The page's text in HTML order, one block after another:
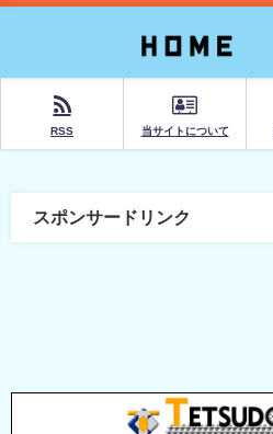
RSS 当サイトについて
スポンサードリンク